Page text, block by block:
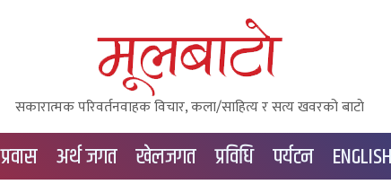
सकारात्मक परिवर्तनवाहक विचार, कला/साहित्य र सत्य खवरको बाटाे
प्रवास अर्थ जगत खेलजगत प्रविधि पर्यटन ENGLISH